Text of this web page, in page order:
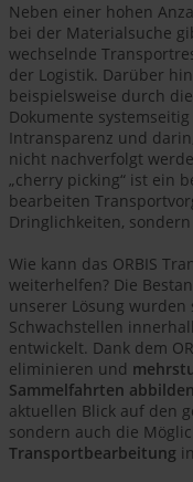
Neben einer hohen
bei der Materialsuche
wechselnde
der Logistik. Darüber
beispielsweise durch
Dokumente
Intransparenz und
nicht nachverfolgt
„cherry picking“ ist ein
bearbeiten
Dringlichkeiten,
Wie kann das ORBIS
weiterhelfen? Die
unserer Lösung
Schwachstellen
entwickelt. Dank dem
eliminieren und
Sammelfahrten abbilden
aktuellen Blick auf den
sondern auch die
Transportbearbeitung in